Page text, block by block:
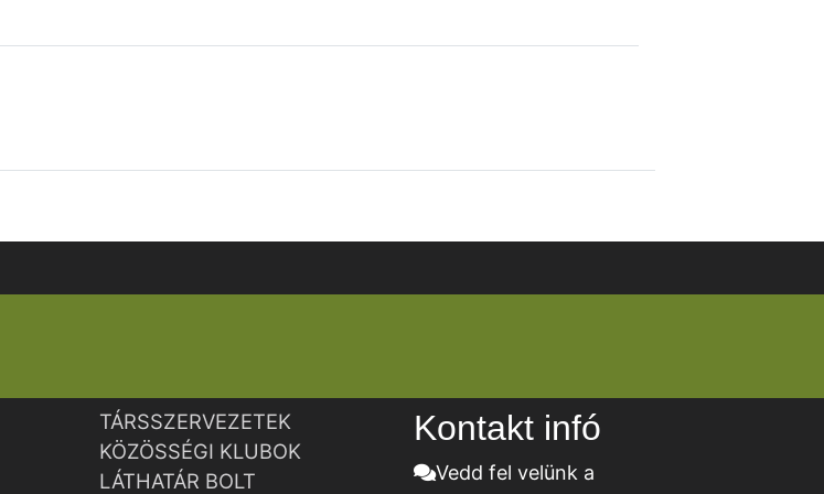
TÁRSSZERVEZETEK
KÖZÖSSÉGI KLUBOK
LÁTHATÁR BOLT
Kontakt infó
Vedd fel velünk a